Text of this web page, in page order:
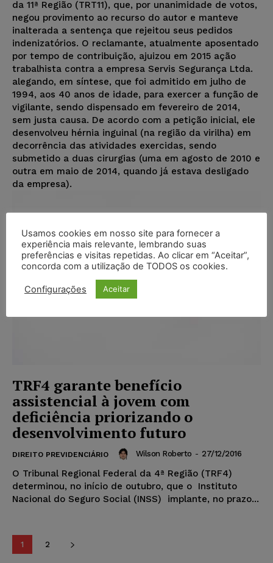
da 11ª Região (TRT11), que, por unanimidade de votos,
negou provimento ao recurso do autor e manteve
inalterada a sentença que rejeitou seus pedidos
indenizatórios. O reclamante, atualmente aposentado
por tempo de contribuição, ajuizou em 2015 ação
trabalhista contra a empresa Servis Segurança Ltda.
alegando, em síntese, que foi admitido em julho de
1994, aos 40 anos de idade, para exercer a função de
vigilante, sendo dispensado em fevereiro de 2014,
sem justa causa. De acordo com a petição inicial, ele
desenvolveu hérnia inguinal (na região da virilha) em
decorrência das atividades exercidas, sendo
submetido a duas cirurgias (uma em agosto de 2010 e
outra em maio de 2014, quando já estava desligado
da empresa).
TRF4 garante benefício
assistencial à jovem com
deficiência priorizando o
desenvolvimento futuro
DIREITO PREVIDENCIÁRIO Wilson Roberto - 27/12/2016
O Tribunal Regional Federal da 4ª Região (TRF4)
determinou, no início de outubro, que o Instituto
Nacional do Seguro Social (INSS) implante, no prazo...
1 2
Usamos cookies em nosso site para fornecer a
experiência mais relevante, lembrando suas
preferências e visitas repetidas. Ao clicar em “Aceitar”,
concorda com a utilização de TODOS os cookies.
Configurações Aceitar